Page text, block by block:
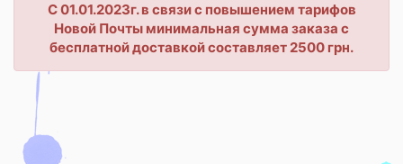
С 01.01.2023г. в связи с повышением тарифов
Новой Почты минимальная сумма заказа с
бесплатной доставкой составляет 2500 грн.